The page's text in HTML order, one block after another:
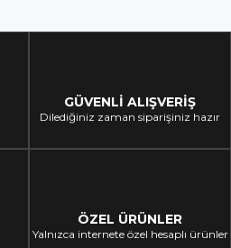
GÜVENLİ ALIŞVERİŞ
Dilediğiniz zaman siparişiniz hazır
ÖZEL ÜRÜNLER
Yalnızca internete özel hesaplı ürünler